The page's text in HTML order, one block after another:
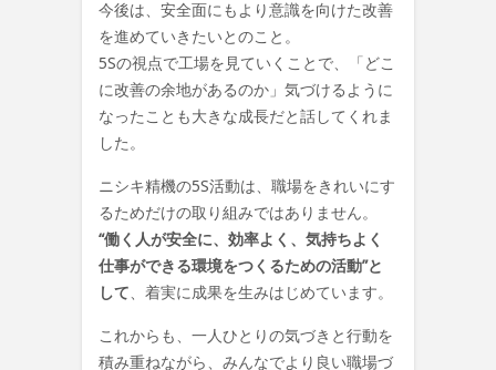
今後は、 安全面にもより意識を向けた改善
を進めていきたいとのこと。
5Sの視点で工場を見ていくことで、「どこ
に改善の余地があるのか」気づけるように
なったことも大きな成長だと話してくれま
した。
ニシキ精機の5S活動は、職場をきれいにす
るためだけの取り組みではありません。
“働く人が安全に、効率よく、気持ちよく
仕事ができる環境をつくるための活動”と
して、着実に成果を生みはじめています。
これからも、一人ひとりの気づきと行動を
積み重ねながら、みんなでより良い職場づ